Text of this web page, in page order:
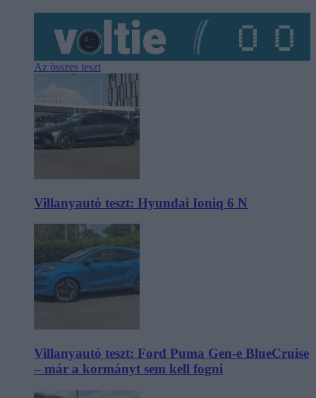
Az összes teszt
Villanyautó teszt: Hyundai Ioniq 6 N
Villanyautó teszt: Ford Puma Gen-e BlueCruise
– már a kormányt sem kell fogni